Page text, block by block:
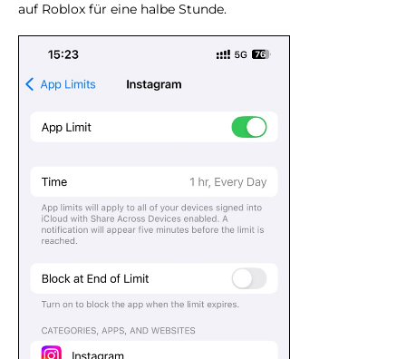
auf Roblox für eine halbe Stunde.